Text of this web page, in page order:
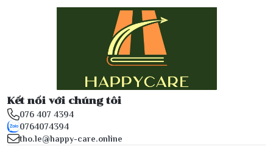
Kết nối với chúng tôi
076 407 4394
0764074394
tho.le@happy-care.online